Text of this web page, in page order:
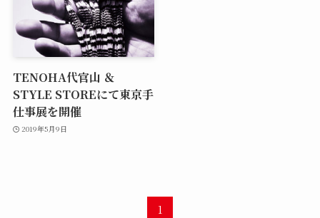
TENOHA代官山 ＆
STYLE STOREにて東京手
仕事展を開催
2019年5月9日
1